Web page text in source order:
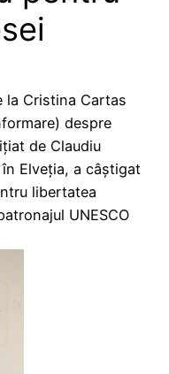
la Cristina Cartas
despre
de Claudiu
Elveția, a câștigat
libertatea
UNESCO